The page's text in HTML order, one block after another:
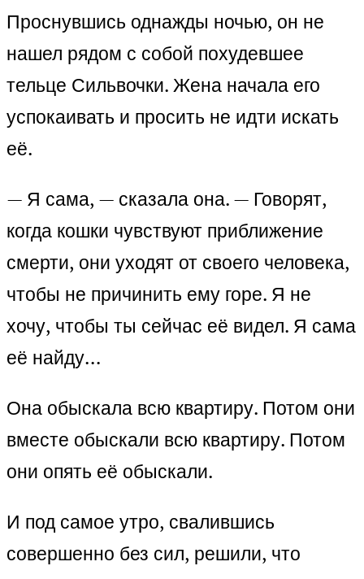
Проснувшись однажды ночью, он не
нашел рядом с собой похудевшее
тельце Сильвочки. Жена начала его
успокаивать и просить не идти искать
её.
— Я сама, — сказала она. — Говорят,
когда кошки чувствуют приближение
смерти, они уходят от своего человека,
чтобы не причинить ему горе. Я не
хочу, чтобы ты сейчас её видел. Я сама
её найду…
Она обыскала всю квартиру. Потом они
вместе обыскали всю квартиру. Потом
они опять её обыскали.
И под самое утро, свалившись
совершенно без сил, решили, что